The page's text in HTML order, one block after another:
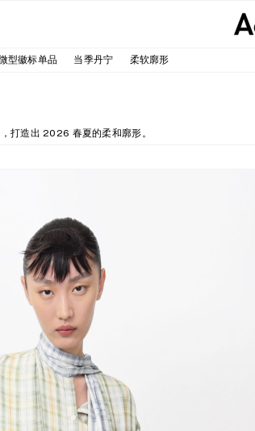
型徽标单品 当季丹宁 柔软廓形
打造出 2026 春夏的柔和廓形。